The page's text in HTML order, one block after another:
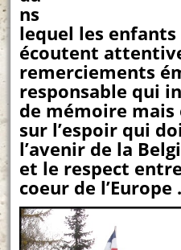
ns
lequel les enfants
écoutent
remerciements
responsable qui
de mémoire
sur l’espoir qui
l’avenir de la
et le respect
coeur de l’Europe